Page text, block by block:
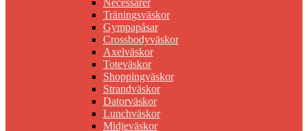
Necessärer
Träningsväskor
Gympapåsar
Crossbodyväskor
Axelväskor
Toteväskor
Shoppingväskor
Strandväskor
Datorväskor
Lunchväskor
Midjeväskor